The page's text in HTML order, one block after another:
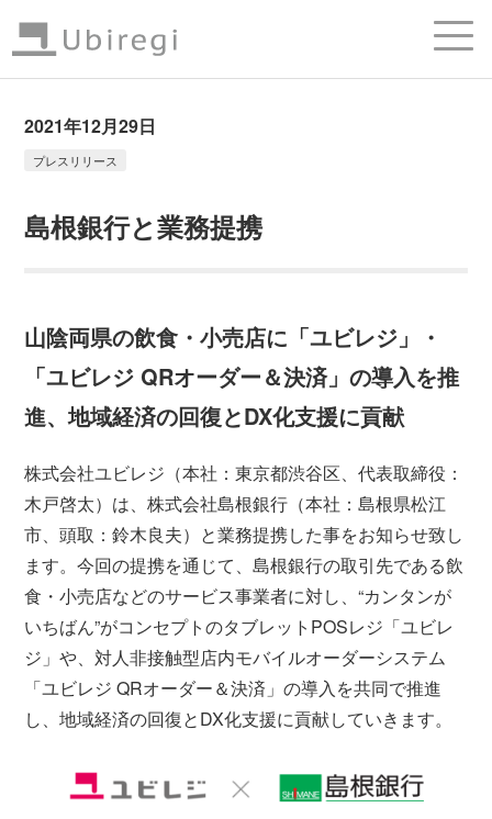
2021年12月29日
プレスリリース
島根銀行と業務提携
山陰両県の飲食・小売店に「ユビレジ」・
「ユビレジ QRオーダー＆決済」の導入を推
進、地域経済の回復とDX化支援に貢献
株式会社ユビレジ（本社：東京都渋谷区、代表取締役：
木戸啓太）は、株式会社島根銀行（本社：島根県松江
市、頭取：鈴木良夫）と業務提携した事をお知らせ致し
ます。今回の提携を通じて、島根銀行の取引先である飲
食・小売店などのサービス事業者に対し、“カンタンが
いちばん”がコンセプトのタブレットPOSレジ「ユビレ
ジ」や、対人非接触型店内モバイルオーダーシステム
「ユビレジ QRオーダー＆決済」の導入を共同で推進
し、地域経済の回復とDX化支援に貢献していきます。